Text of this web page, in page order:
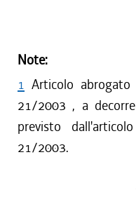
Note:
1 Articolo
21/2003 , a
previsto
21/2003.